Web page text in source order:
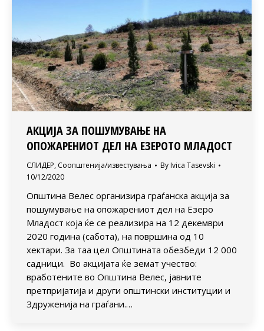
АКЦИЈА ЗА ПОШУМУВАЊЕ НА
ОПОЖАРЕНИОТ ДЕЛ НА ЕЗЕРОТО МЛАДОСТ
СЛИДЕР, Соопштенија/известувања By Ivica Tasevski
10/12/2020
Општина Велес организира граѓанска акција за
пошумување на опожарениот дел на Езеро
Младост која ќе се реализира на 12 декември
2020 година (сабота), на површина од 10
хектари. За таа цел Општината обезбеди 12 000
садници. Во акцијата ќе земат учество:
вработените во Општина Велес, јавните
претпријатија и други општински институции и
Здруженија на граѓани.…